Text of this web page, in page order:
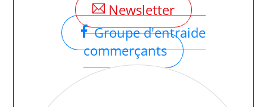
Newsletter
Groupe d'entraide
commerçants